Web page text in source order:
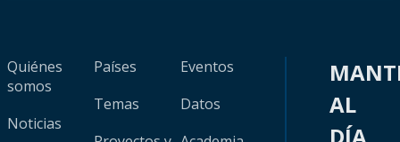
Quiénes
somos
Noticias
Países
Temas
Eventos
Datos
AL